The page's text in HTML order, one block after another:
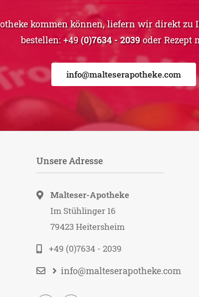
kommen können, liefern wir direkt zu
bestellen: +49(0)7634 - 2039oder Rezept
info@malteserapotheke.com
Unsere Adresse
Malteser-Apotheke
Im Stühlinger 16
79423 Heitersheim
+49 (0)7634 - 2039
info@malteserapotheke.com